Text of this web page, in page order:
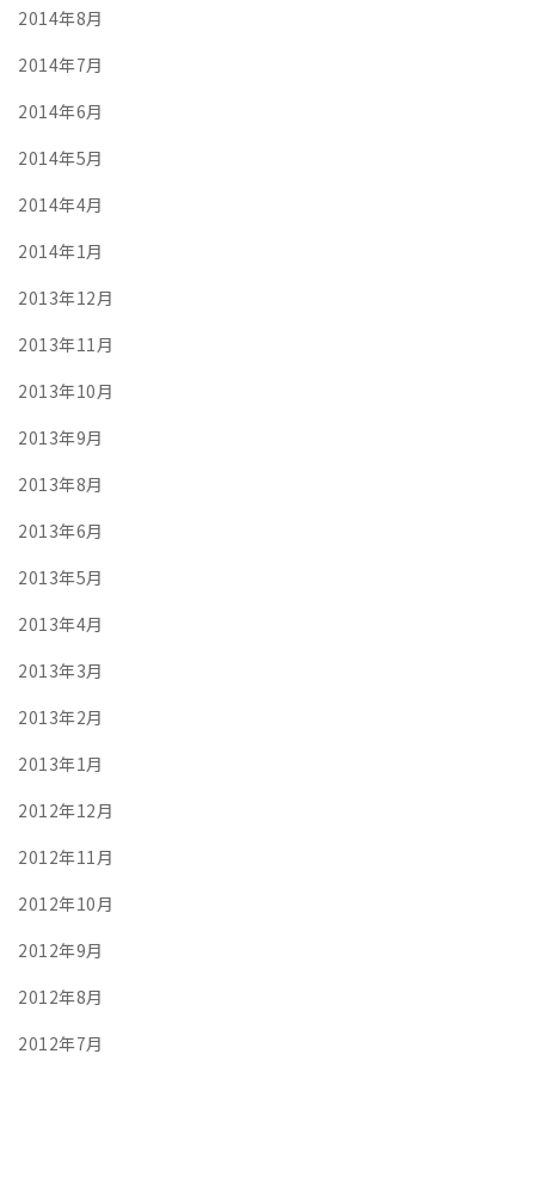
2014年8月
2014年7月
2014年6月
2014年5月
2014年4月
2014年1月
2013年12月
2013年11月
2013年10月
2013年9月
2013年8月
2013年6月
2013年5月
2013年4月
2013年3月
2013年2月
2013年1月
2012年12月
2012年11月
2012年10月
2012年9月
2012年8月
2012年7月